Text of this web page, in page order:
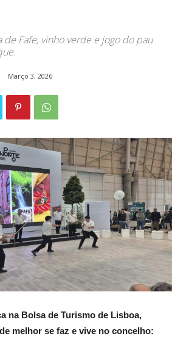
de Fafe, vinho verde e jogo do pau
Março 3, 2026
na Bolsa de Turismo de Lisboa,
melhor se faz e vive no concelho: